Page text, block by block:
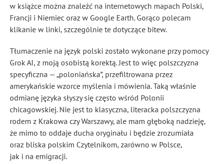
w książce można znaleźć na internetowych mapach Polski,
Francji i Niemiec oraz w Google Earth. Gorąco polecam
klikanie w linki, szczególnie te dotyczące bitew.
Tłumaczenie na język polski zostało wykonane przy pomocy
Grok AI, z moją osobistą korektą. Jest to więc polszczyzna
specyficzna — „poloniańska”, przefiltrowana przez
amerykańskie wzorce myślenia i mówienia. Taką właśnie
odmianę języka słyszy się często wśród Polonii
chicagowskiej. Nie jest to klasyczna, literacka polszczyzna
rodem z Krakowa czy Warszawy, ale mam głęboką nadzieję,
że mimo to oddaje ducha oryginału i będzie zrozumiała
oraz bliska polskim Czytelnikom, zarówno w Polsce,
jak i na emigracji.